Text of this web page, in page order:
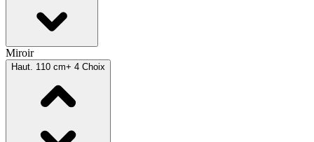
Miroir
Haut. 110 cm+ 4 Choix